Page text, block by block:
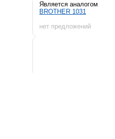
Является аналогом
BROTHER 1031
нет предложений